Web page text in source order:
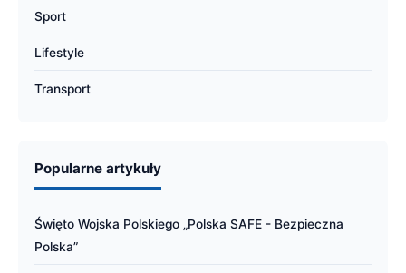
Sport
Lifestyle
Transport
Popularne artykuły
Święto Wojska Polskiego „Polska SAFE - Bezpieczna
Polska”